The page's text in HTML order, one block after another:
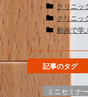
クリニッ
クリニッ
動画で学
記事のタグ
ミニセミナー